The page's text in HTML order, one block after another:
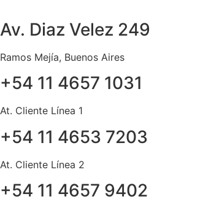
al
contenido
Av. Diaz Velez 249
Ramos Mejía, Buenos Aires
+54 11 4657 1031
At. Cliente Línea 1
+54 11 4653 7203
At. Cliente Línea 2
+54 11 4657 9402